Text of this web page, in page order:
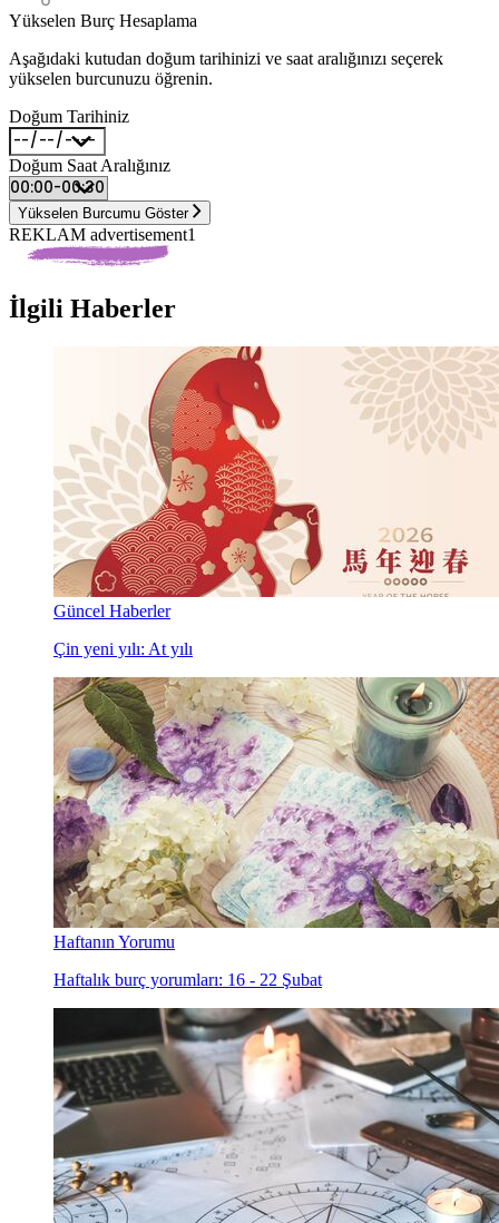
Yükselen Burç Hesaplama
Aşağıdaki kutudan doğum tarihinizi ve saat aralığınızı seçerek
yükselen burcunuzu öğrenin.
Doğum Tarihiniz
Doğum Saat Aralığınız
Yükselen Burcumu Göster
REKLAM advertisement1
İlgili Haberler
Güncel Haberler
Çin yeni yılı: At yılı
Haftanın Yorumu
Haftalık burç yorumları: 16 - 22 Şubat